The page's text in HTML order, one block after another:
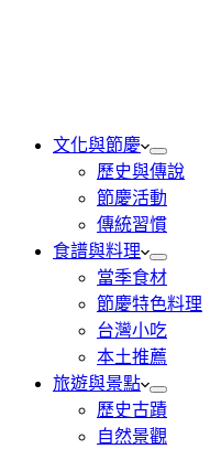
文化與節慶
歷史與傳說
節慶活動
傳統習慣
食譜與料理
當季食材
節慶特色料理
台灣小吃
本土推薦
旅遊與景點
歷史古蹟
自然景觀